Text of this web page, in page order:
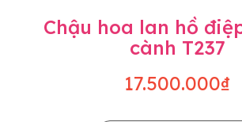
Chậu hoa lan hồ
cành T237
17.500.000₫